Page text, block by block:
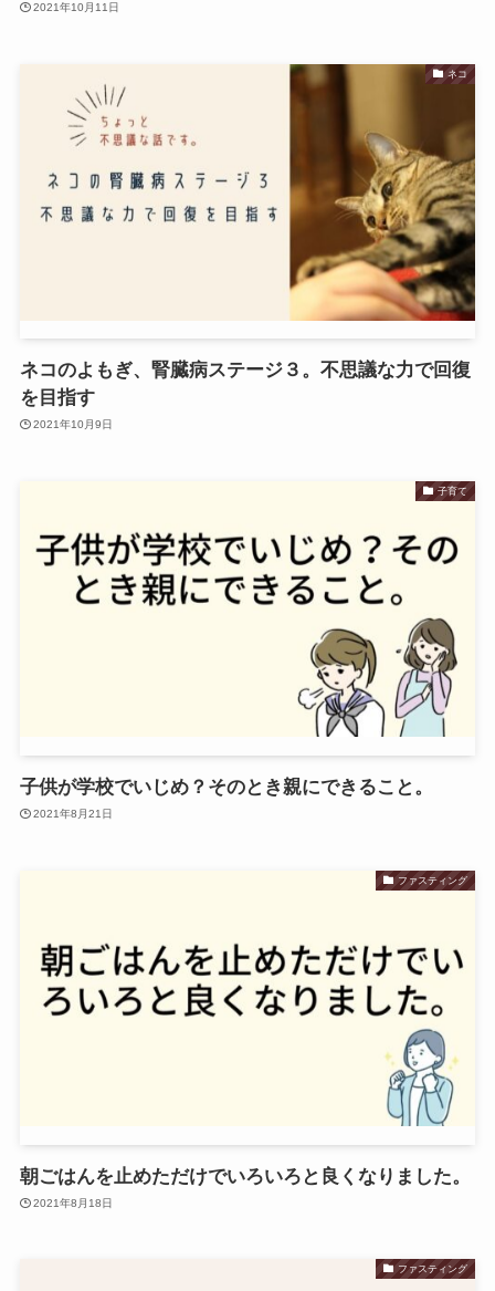
2021年10月11日
ネコ
ネコのよもぎ、腎臓病ステージ３。不思議な力で回復
を目指す
2021年10月9日
子育て
子供が学校でいじめ？そのとき親にできること。
2021年8月21日
ファスティング
朝ごはんを止めただけでいろいろと良くなりました。
2021年8月18日
ファスティング